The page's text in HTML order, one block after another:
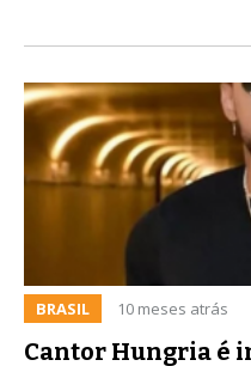
BRASIL 10 meses atrás
Cantor Hungria é